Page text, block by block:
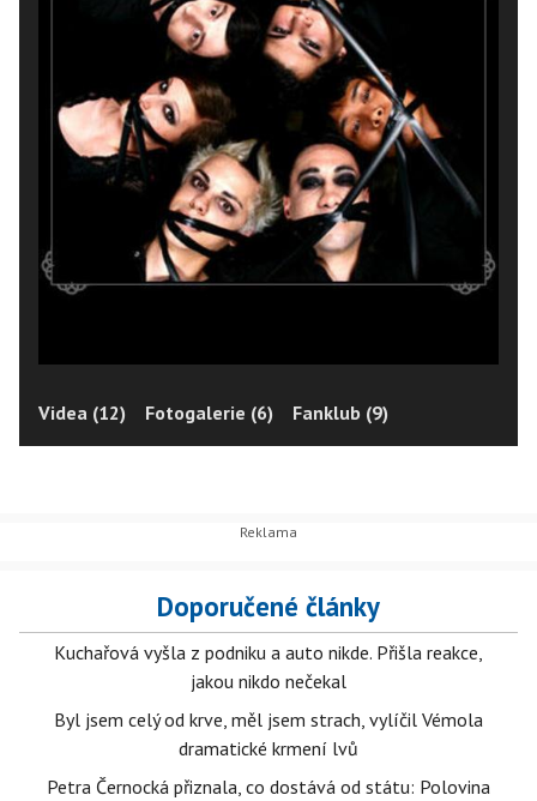
Videa (12) Fotogalerie (6) Fanklub (9)
Doporučené články
Kuchařová vyšla z podniku a auto nikde. Přišla reakce,
jakou nikdo nečekal
Byl jsem celý od krve, měl jsem strach, vylíčil Vémola
dramatické krmení lvů
Petra Černocká přiznala, co dostává od státu: Polovina